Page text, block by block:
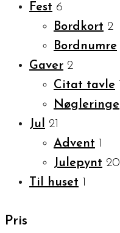
Fest 6
Bordkort 2
Bordnumre
Gaver 2
Citat tavle
Nøgleringe
Jul 21
Advent 1
Julepynt 20
Til huset 1
Pris